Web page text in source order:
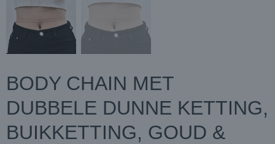
BODY CHAIN MET
DUBBELE DUNNE KETTING,
BUIKKETTING, GOUD &